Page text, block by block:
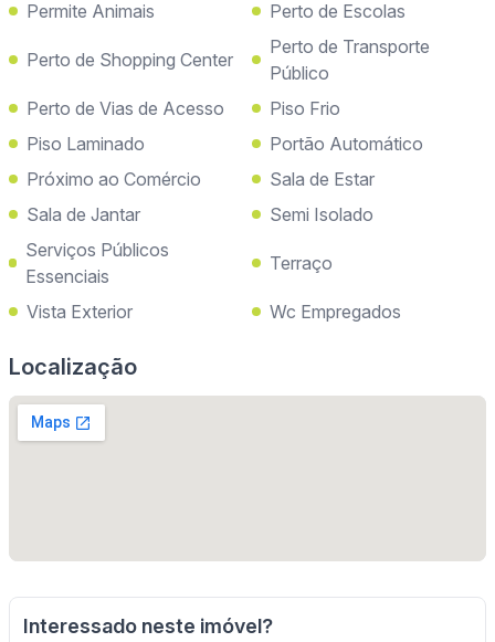
Permite Animais
Perto de Escolas
Perto de Shopping Center
Perto de Transporte
Público
Perto de Vias de Acesso
Piso Frio
Piso Laminado
Portão Automático
Próximo ao Comércio
Sala de Estar
Sala de Jantar
Semi Isolado
Serviços Públicos
Essenciais
Terraço
Vista Exterior Wc Empregados
Localização
Interessado neste imóvel?